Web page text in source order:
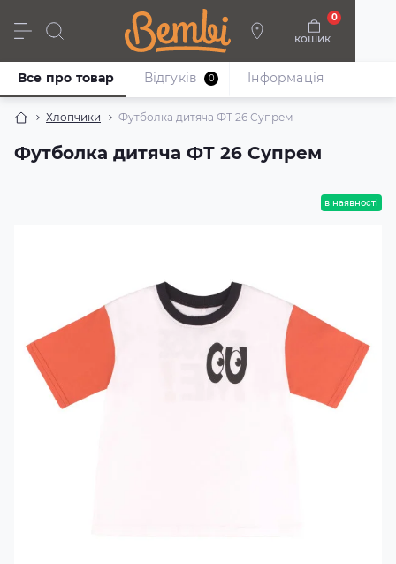
кошик
0
Дівчата Хлопці Немовлята Взуття
Хлопчики Футболка дитяча ФТ 26 Супрем
Футболка дитяча ФТ 26 Супрем
Все про товар Відгуків 0 Iнформація
в наявності